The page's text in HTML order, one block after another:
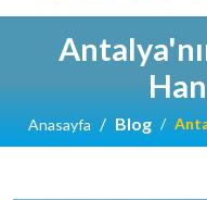
Anasayfa Blog